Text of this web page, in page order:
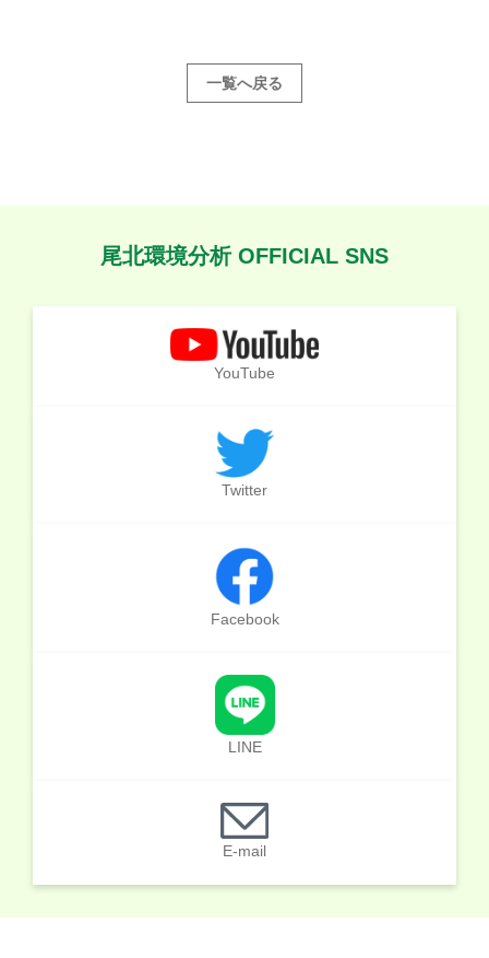
一覧へ戻る
尾北環境分析 OFFICIAL SNS
YouTube
Twitter
Facebook
LINE
E-mail